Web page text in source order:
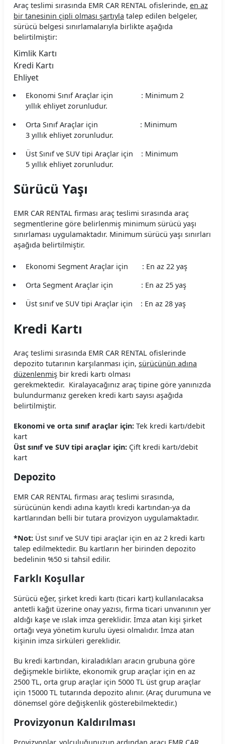
Aytaşlar Araç Kiralama Koşulları
B2Carlease Araç Kiralama Koşulları
BRK Car Rental Araç Kiralama Koşulları
Carvento Araç Kiralama Koşulları
CarwinGo Araç Kiralama Koşulları
Cizgi Araç Kiralama Koşulları
Contact Araç Kiralama Koşulları
Dailydrive Araç Kiralama Koşulları
Damacar Araç Kiralama Koşulları
Detay Araç Kiralama Koşulları
Didi Araç Kiralama Koşulları
Dmr Car Araç Kiralama Koşulları
Ekar Global Araç Kiralama Koşulları
Erboycar Araç Kiralama Koşulları
Eternalrental Araç Kiralama Koşulları
Europcar Araç Kiralama Koşulları
Garenta Araç Kiralama Koşulları
Gri Rent Araç Kiralama Koşulları
Hasgül Araç Kiralama Koşulları
Hit Araç Kiralama Koşulları
HLS Filo Araç Kiralama Koşulları
İnteria Araç Kiralama Koşulları
Kar Araç Kiralama Koşulları
Leader Araç Kiralama Koşulları
LeaseCar Araç Kiralama Koşulları
MaraşRent Araç Kiralama Koşulları
Mayrent Araç Kiralama Koşulları
Mert Araç Kiralama Koşulları
Araç teslimi sırasında EMR CAR RENTAL ofislerinde, en az
bir tanesinin çipli olması şartıyla talep edilen belgeler,
sürücü belgesi sınırlamalarıyla birlikte aşağıda
belirtilmiştir:
Kimlik Kartı
Kredi Kartı
Ehliyet
Ekonomi Sınıf Araçlar için : Minimum 2
yıllık ehliyet zorunludur.
Orta Sınıf Araçlar için : Minimum
3 yıllık ehliyet zorunludur.
Üst Sınıf ve SUV tipi Araçlar için : Minimum
5 yıllık ehliyet zorunludur.
Sürücü Yaşı
EMR CAR RENTAL firması araç teslimi sırasında araç
segmentlerine göre belirlenmiş minimum sürücü yaşı
sınırlaması uygulamaktadır. Minimum sürücü yaşı sınırları
aşağıda belirtilmiştir.
Ekonomi Segment Araçlar için : En az 22 yaş
Orta Segment Araçlar için : En az 25 yaş
Üst sınıf ve SUV tipi Araçlar için : En az 28 yaş
Kredi Kartı
Araç teslimi sırasında EMR CAR RENTAL ofislerinde
depozito tutarının karşılanması için, sürücünün adına
düzenlenmiş bir kredi kartı olması
gerekmektedir. Kiralayacağınız araç tipine göre yanınızda
bulundurmanız gereken kredi kartı sayısı aşağıda
belirtilmiştir.
Ekonomi ve orta sınıf araçlar için: Tek kredi kartı/debit
kart
Üst sınıf ve SUV tipi araçlar için: Çift kredi kartı/debit
kart
Depozito
EMR CAR RENTAL firması araç teslimi sırasında,
sürücünün kendi adına kayıtlı kredi kartından-ya da
kartlarından belli bir tutara provizyon uygulamaktadır.
*Not: Üst sınıf ve SUV tipi araçlar için en az 2 kredi kartı
talep edilmektedir. Bu kartların her birinden depozito
bedelinin %50 si tahsil edilir.
Farklı Koşullar
Sürücü eğer, şirket kredi kartı (ticari kart) kullanılacaksa
antetli kağıt üzerine onay yazısı, firma ticari unvanının yer
aldığı kaşe ve ıslak imza gereklidir. İmza atan kişi şirket
ortağı veya yönetim kurulu üyesi olmalıdır. İmza atan
kişinin imza sirküleri gereklidir.
Bu kredi kartından, kiraladıkları aracın grubuna göre
değişmekle birlikte, ekonomik grup araçlar için en az
2500 TL, orta grup araçlar için 5000 TL üst grup araçlar
için 15000 TL tutarında depozito alınır. (Araç durumuna ve
dönemsel göre değişkenlik gösterebilmektedir.)
Provizyonun Kaldırılması
Provizyonlar, yolculuğunuzun ardından aracı EMR CAR